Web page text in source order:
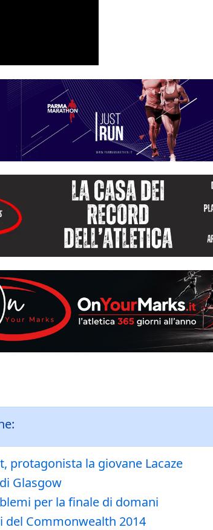
protagonista la giovane Lacaze
Glasgow
per la finale di domani
del Commonwealth 2014